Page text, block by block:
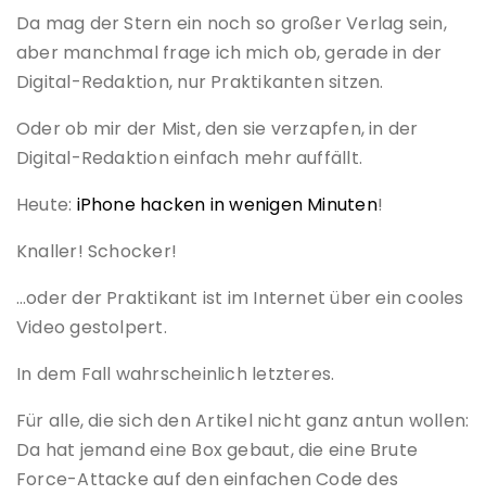
Da mag der Stern ein noch so großer Verlag sein,
aber manchmal frage ich mich ob, gerade in der
Digital-Redaktion, nur Praktikanten sitzen.
Oder ob mir der Mist, den sie verzapfen, in der
Digital-Redaktion einfach mehr auffällt.
Heute: iPhone hacken in wenigen Minuten!
Knaller! Schocker!
…oder der Praktikant ist im Internet über ein cooles
Video gestolpert.
In dem Fall wahrscheinlich letzteres.
Für alle, die sich den Artikel nicht ganz antun wollen:
Da hat jemand eine Box gebaut, die eine Brute
Force-Attacke auf den einfachen Code des